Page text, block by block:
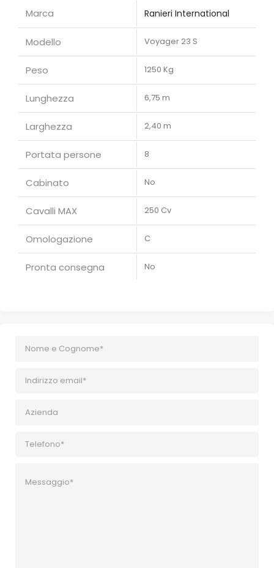
Marca Ranieri International
Modello Voyager 23 S
Peso 1250 Kg
Lunghezza 6,75 m
Larghezza 2,40 m
Portata persone 8
Cabinato No
Cavalli MAX 250 Cv
Omologazione C
Pronta consegna No